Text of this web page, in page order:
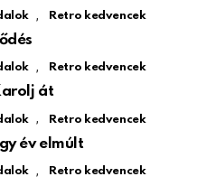
, Retro kedvencek
, Retro kedvencek
át
, Retro kedvencek
év elmúlt
, Retro kedvencek